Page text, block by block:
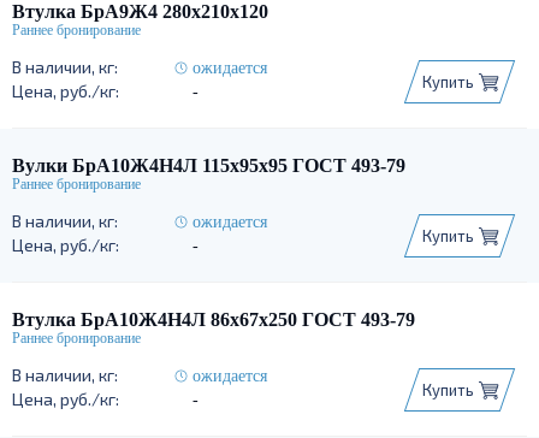
Втулка БрА9Ж4 280х210х120
ожидается
-
Купить
Вулки БрА10Ж4Н4Л 115х95х95 ГОСТ 493-79
ожидается
-
Купить
Втулка БрА10Ж4Н4Л 86х67х250 ГОСТ 493-79
ожидается
-
Купить